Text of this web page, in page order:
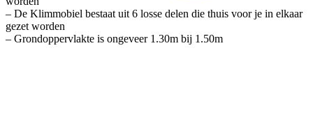
– De Klimmobiel bestaat uit 6 losse delen die thuis voor je in elkaar
gezet worden
– Grondoppervlakte is ongeveer 1.30m bij 1.50m